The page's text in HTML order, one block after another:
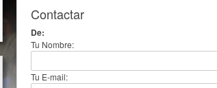
Contactar
De:
Tu Nombre:
Tu E-mail: